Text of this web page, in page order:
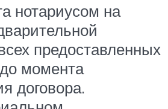
нотариусом на
предоставленных
момента
договора.